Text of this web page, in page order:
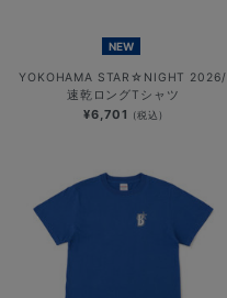
NEW
YOKOHAMA STAR☆NIGHT 2026/
速乾ロングTシャツ
¥6,701 (税込)